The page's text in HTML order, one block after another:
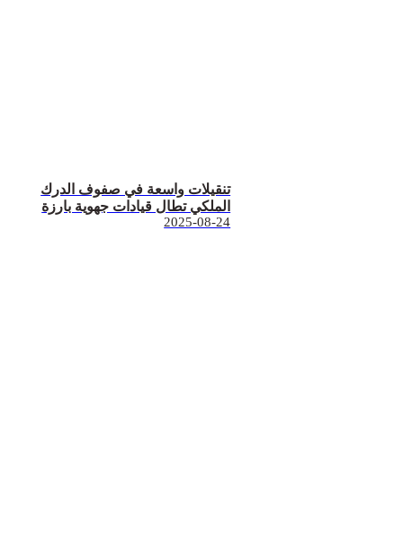
تنقيلات واسعة في صفوف الدرك
الملكي تطال قيادات جهوية بارزة
2025-08-24